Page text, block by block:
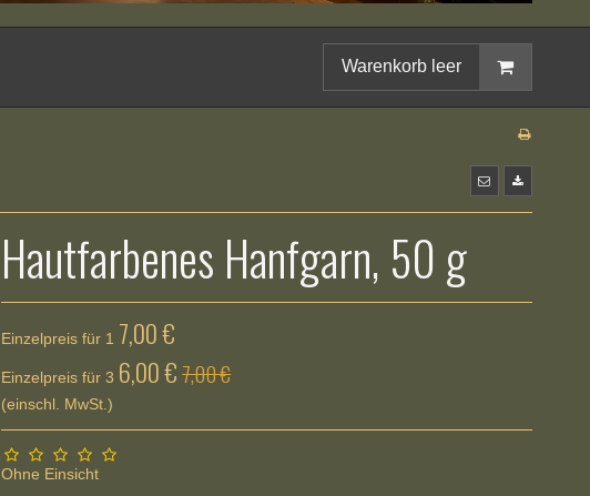
Warenkorb leer
Hautfarbenes Hanfgarn, 50 g
Einzelpreis für 1 7,00 €
Einzelpreis für 3 6,00 €7,00 €
(einschl. MwSt.)
Ohne Einsicht